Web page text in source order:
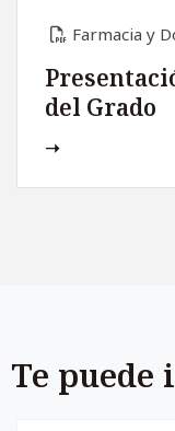
Farmacia y
del Grado
Te puede